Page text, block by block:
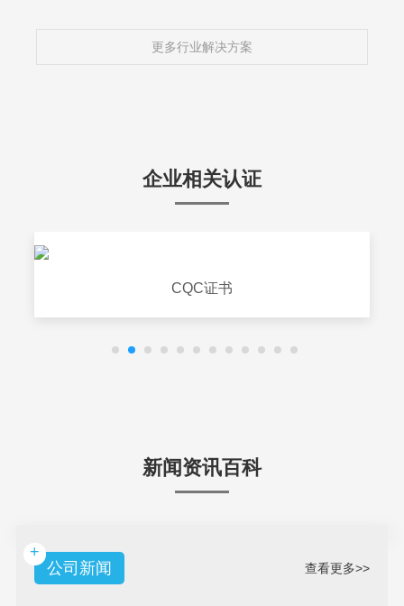
更多行业解决方案
企业相关认证
CQC证书
新闻资讯百科
+
公司新闻
查看更多>>